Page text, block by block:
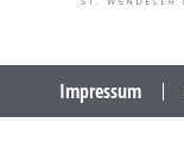
Impressum